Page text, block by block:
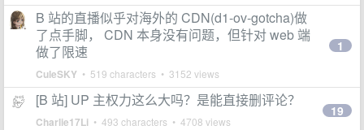
B 站的直播似乎对海外的 CDN(d1-ov-gotcha)做
了点手脚， CDN 本身没有问题，但针对 web 端
做了限速
CuleSKY • 519 characters • 3152 views
1
[B 站] UP 主权力这么大吗？是能直接删评论？
Charlie17Li • 493 characters • 4708 views
19